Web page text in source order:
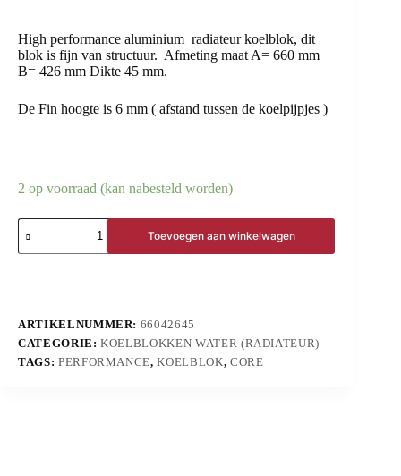
High performance aluminium radiateur koelblok, dit
blok is fijn van structuur. Afmeting maat A= 660 mm
B= 426 mm Dikte 45 mm.
De Fin hoogte is 6 mm ( afstand tussen de koelpijpjes )
2 op voorraad (kan nabesteld worden)
Toevoegen aan winkelwagen
ARTIKELNUMMER: 66042645
CATEGORIE:KOELBLOKKEN WATER (RADIATEUR)
TAGS: PERFORMANCE,KOELBLOK, CORE